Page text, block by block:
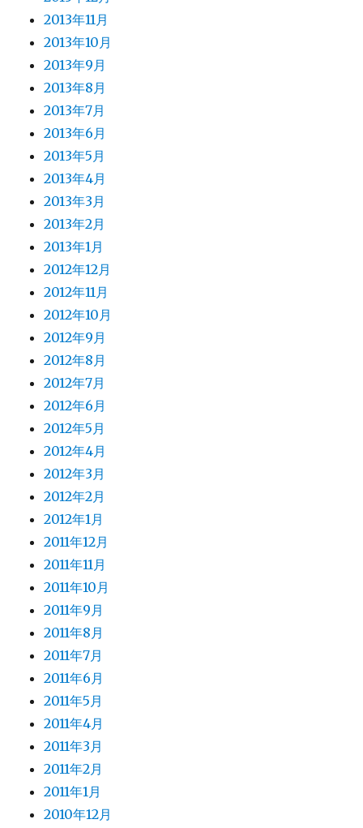
2013年11月
2013年10月
2013年9月
2013年8月
2013年7月
2013年6月
2013年5月
2013年4月
2013年3月
2013年2月
2013年1月
2012年12月
2012年11月
2012年10月
2012年9月
2012年8月
2012年7月
2012年6月
2012年5月
2012年4月
2012年3月
2012年2月
2012年1月
2011年12月
2011年11月
2011年10月
2011年9月
2011年8月
2011年7月
2011年6月
2011年5月
2011年4月
2011年3月
2011年2月
2011年1月
2010年12月